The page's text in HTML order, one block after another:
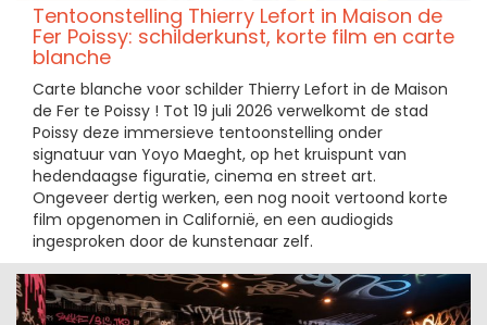
Tentoonstelling Thierry Lefort in Maison de
Fer Poissy: schilderkunst, korte film en carte
blanche
Carte blanche voor schilder Thierry Lefort in de Maison
de Fer te Poissy ! Tot 19 juli 2026 verwelkomt de stad
Poissy deze immersieve tentoonstelling onder
signatuur van Yoyo Maeght, op het kruispunt van
hedendaagse figuratie, cinema en street art.
Ongeveer dertig werken, een nog nooit vertoond korte
film opgenomen in Californië, en een audiogids
ingesproken door de kunstenaar zelf.